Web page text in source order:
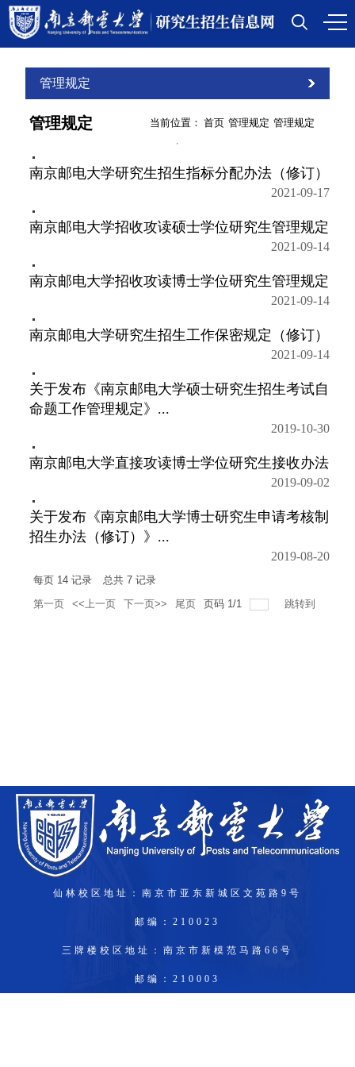
管理规定
管理规定 当前位置： 首页 管理规定 管理规定
南京邮电大学研究生招生指标分配办法（修订）
2021-09-17
南京邮电大学招收攻读硕士学位研究生管理规定
2021-09-14
南京邮电大学招收攻读博士学位研究生管理规定
2021-09-14
南京邮电大学研究生招生工作保密规定（修订）
2021-09-14
关于发布《南京邮电大学硕士研究生招生考试自
命题工作管理规定》...
2019-10-30
南京邮电大学直接攻读博士学位研究生接收办法
2019-09-02
关于发布《南京邮电大学博士研究生申请考核制
招生办法（修订）》...
2019-08-20
每页 14 记录 总共7 记录
第一页
<<上一页 下一页>> 尾页 页码 1/1 跳转到
仙林校区地址：南京市亚东新城区文苑路9号
邮编：210023
三牌楼校区地址：南京市新模范马路66号
邮编：210003